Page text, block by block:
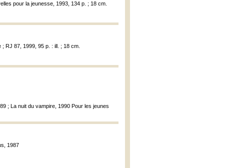
pour la jeunesse, 1993, 134 p. ; 18 cm.
RJ 87, 1999, 95 p. : ill. ; 18 cm.
; La nuit du vampire, 1990 Pour les jeunes
1987